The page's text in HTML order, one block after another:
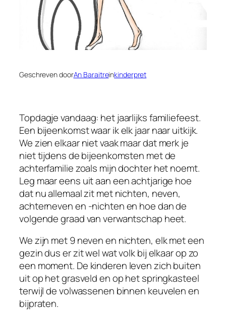
Geschreven doorAn Baraitreinkinderpret
Topdagje vandaag: het jaarlijks familiefeest.
Een bijeenkomst waar ik elk jaar naar uitkijk.
We zien elkaar niet vaak maar dat merk je
niet tijdens de bijeenkomsten met de
achterfamilie zoals mijn dochter het noemt.
Leg maar eens uit aan een achtjarige hoe
dat nu allemaal zit met nichten, neven,
achterneven en -nichten en hoe dan de
volgende graad van verwantschap heet.
We zijn met 9 neven en nichten, elk met een
gezin dus er zit wel wat volk bij elkaar op zo
een moment. De kinderen leven zich buiten
uit op het grasveld en op het springkasteel
terwijl de volwassenen binnen keuvelen en
bijpraten.